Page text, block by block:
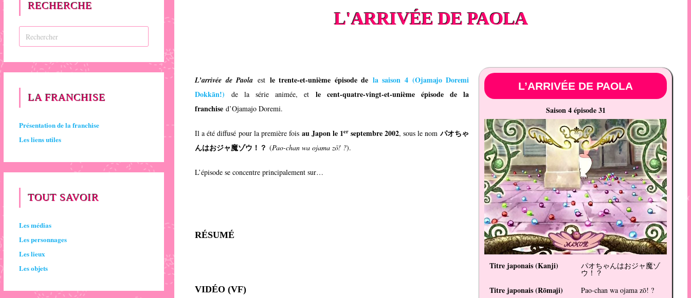
L'ARRIVÉE DE PAOLA
L’ARRIVÉE DE PAOLA
Saison 4 épisode 31
Titre japonais (Kanji) パオちゃんはおジャ魔ゾ
ウ！？
Titre japonais (Rōmaji) Pao-chan wa ojama zō! ?
L’arrivée de Paola est le trente-et-unième épisode de la saison 4 (Ojamajo Doremi
Dokkān!) de la série animée, etle cent-quatre-vingt-et-unième épisode de la
franchise d’Ojamajo Doremi.
Il a été diffusé pour la première fois au Japon le 1erseptembre 2002, sous le nomパオちゃ
んはおジャ魔ゾウ！？ (Pao-chan wa ojama zō! ?).
L’épisode se concentre principalement sur…
RÉSUMÉ
VIDÉO (VF)
RECHERCHE
LA FRANCHISE
Présentation de la franchise
Les liens utiles
TOUT SAVOIR
Les médias
Les personnages
Les lieux
Les objets